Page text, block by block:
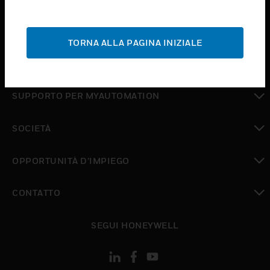
ASSISTENZA
toggle view
toggle view
SUPPORTO PER MYAUTOMATION
SOCIETÀ
OPPORTUNITÀ D’IMPIEGO
CONTATTO
SEGUI HONEYWELL
TORNA ALLA PAGINA INIZIALE